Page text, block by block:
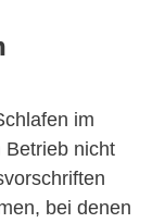
im
Betrieb nicht
bei denen